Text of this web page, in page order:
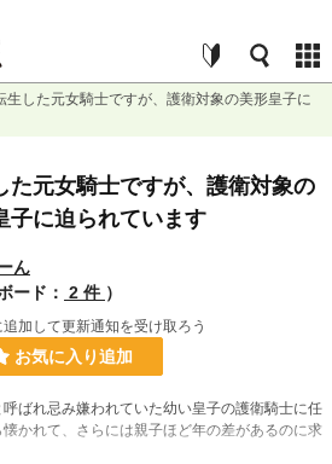
生した元女騎士ですが、護衛対象の美形皇子に
た元女騎士ですが、護衛対象の
子に迫られています
ん
ード： 2 件 ）
加して更新通知を受け取ろう
お気に入り追加
ばれ忌み嫌われていた幼い皇子の護衛騎士に任
かれて、さらには親子ほど年の差があるのに求